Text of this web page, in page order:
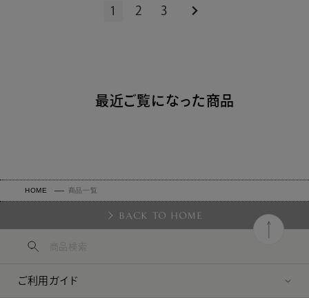
1 2 3
最近ご覧になった商品
HOME 商品一覧
BACK TO HOME
ご利用ガイド